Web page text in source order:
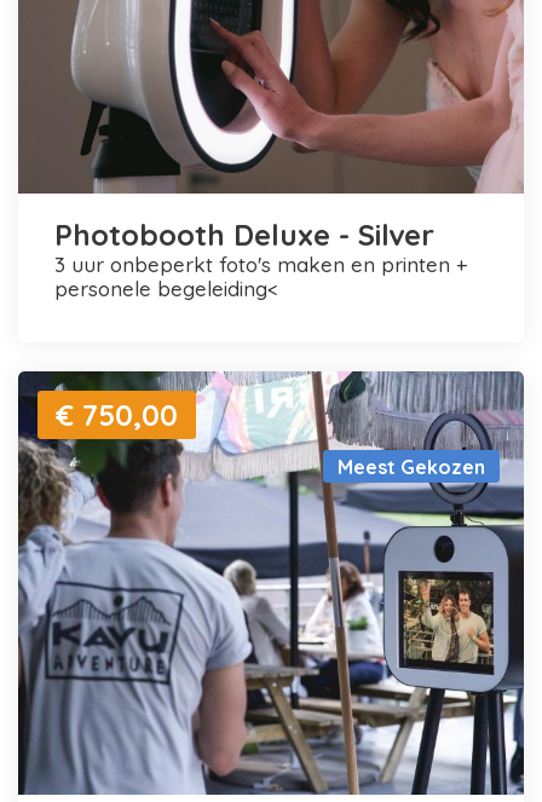
Photobooth Deluxe - Silver
3 uur onbeperkt foto's maken en printen +
personele begeleiding<
Meest Gekozen
€ 750,00